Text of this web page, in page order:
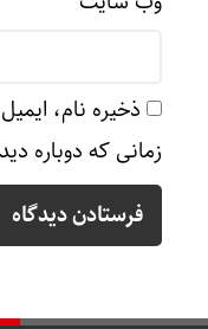
ذخیره نام،
زمانی که دوباره